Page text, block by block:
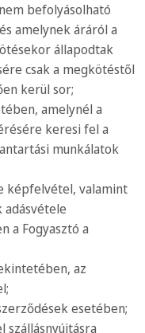
befolyásolható
amelynek áráról a
állapodtak
csak a megkötéstől
kerül sor;
amelynél a
keresi fel a
munkálatok
képfelvétel, valamint
a Fogyasztó a
az
esetében;